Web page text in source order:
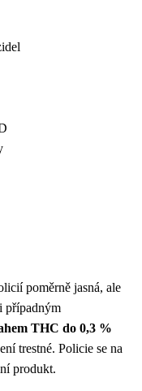
poměrně jasná, ale
případným
THC do 0,3 %
trestné. Policie se na
produkt.